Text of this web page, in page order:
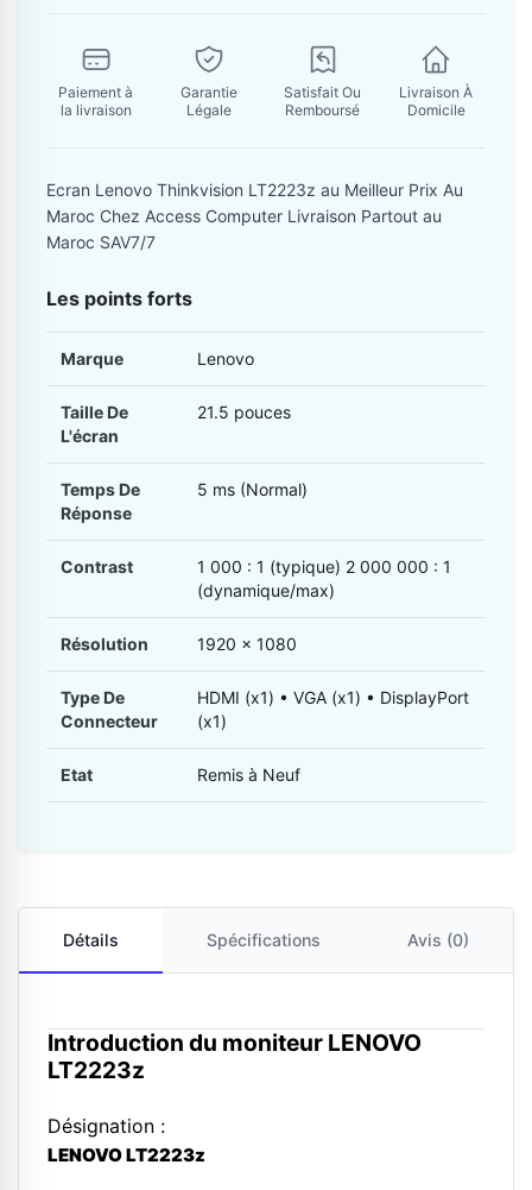
Paiement à
la livraison
Garantie
Légale
Satisfait Ou
Remboursé
Livraison À
Domicile
Ecran Lenovo Thinkvision LT2223z au Meilleur Prix Au
Maroc Chez Access Computer Livraison Partout au
Maroc SAV7/7
Les points forts
Marque Lenovo
Taille De
L'écran
21.5 pouces
Temps De
Réponse
5 ms (Normal)
Contrast
1 000 : 1 (typique) 2 000 000 : 1
(dynamique/max)
Résolution 1920 x 1080
Type De
Connecteur
HDMI (x1) • VGA (x1) • DisplayPort
(x1)
Etat Remis à Neuf
Détails Spécifications Avis (0)
Introduction du moniteur LENOVO
LT2223z
Désignation :
LENOVO LT2223z